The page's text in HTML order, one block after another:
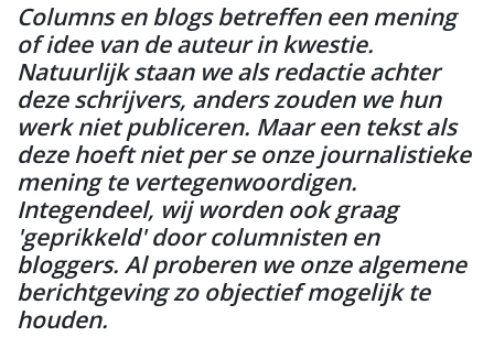
Columns en blogs betreffen een mening
of idee van de auteur in kwestie.
Natuurlijk staan we als redactie achter
deze schrijvers, anders zouden we hun
werk niet publiceren. Maar een tekst als
deze hoeft niet per se onze journalistieke
mening te vertegenwoordigen.
Integendeel, wij worden ook graag
'geprikkeld' door columnisten en
bloggers. Al proberen we onze algemene
berichtgeving zo objectief mogelijk te
houden.